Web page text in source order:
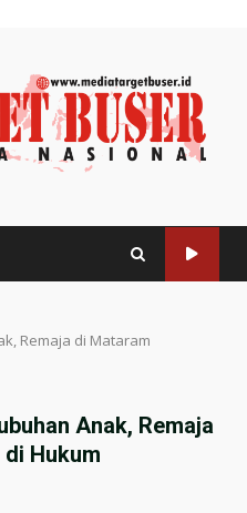
Remaja di Mataram
Anak, Remaja
Hukum